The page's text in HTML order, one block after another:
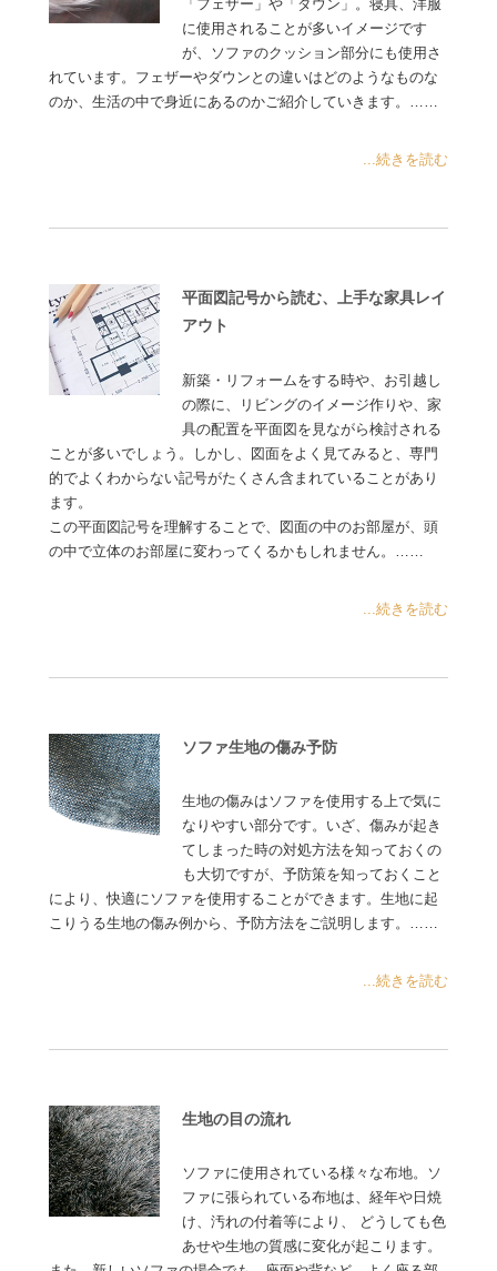
「フェザー」や「ダウン」。寝具、洋服
に使用されることが多いイメージです
が、ソファのクッション部分にも使用さ
れています。フェザーやダウンとの違いはどのようなものな
のか、生活の中で身近にあるのかご紹介していきます。……
...続きを読む
平面図記号から読む、上手な家具レイ
アウト
新築・リフォームをする時や、お引越し
の際に、リビングのイメージ作りや、家
具の配置を平面図を見ながら検討される
ことが多いでしょう。しかし、図面をよく見てみると、専門
的でよくわからない記号がたくさん含まれていることがあり
ます。
この平面図記号を理解することで、図面の中のお部屋が、頭
の中で立体のお部屋に変わってくるかもしれません。……
...続きを読む
ソファ生地の傷み予防
生地の傷みはソファを使用する上で気に
なりやすい部分です。いざ、傷みが起き
てしまった時の対処方法を知っておくの
も大切ですが、予防策を知っておくこと
により、快適にソファを使用することができます。生地に起
こりうる生地の傷み例から、予防方法をご説明します。……
...続きを読む
生地の目の流れ
ソファに使用されている様々な布地。ソ
ファに張られている布地は、経年や日焼
け、汚れの付着等により、 どうしても色
あせや生地の質感に変化が起こります。